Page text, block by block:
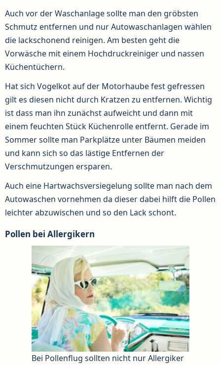
Auch vor der Waschanlage sollte man den gröbsten
Schmutz entfernen und nur Autowaschanlagen wählen
die lackschonend reinigen. Am besten geht die
Vorwäsche mit einem Hochdruckreiniger und nassen
Küchentüchern.
Hat sich Vogelkot auf der Motorhaube fest gefressen
gilt es diesen nicht durch Kratzen zu entfernen. Wichtig
ist dass man ihn zunächst aufweicht und dann mit
einem feuchten Stück Küchenrolle entfernt. Gerade im
Sommer sollte man Parkplätze unter Bäumen meiden
und kann sich so das lästige Entfernen der
Verschmutzungen ersparen.
Auch eine Hartwachsversiegelung sollte man nach dem
Autowaschen vornehmen da dieser dabei hilft die Pollen
leichter abzuwischen und so den Lack schont.
Pollen bei Allergikern
Bei Pollenflug sollten nicht nur Allergiker